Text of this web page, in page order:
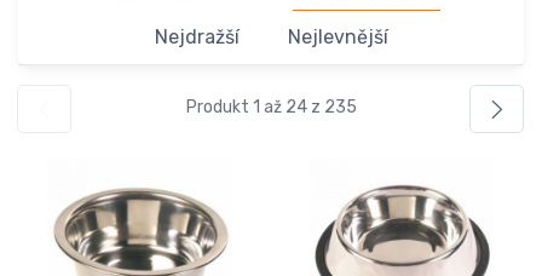
Nejdražší Nejlevnější
Produkt 1 až 24 z 235